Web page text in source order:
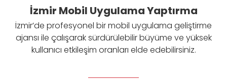
İzmir Mobil Uygulama Yaptırma
İzmir’de profesyonel bir mobil uygulama geliştirme
ajansı ile çalışarak sürdürülebilir büyüme ve yüksek
kullanıcı etkileşim oranları elde edebilirsiniz.